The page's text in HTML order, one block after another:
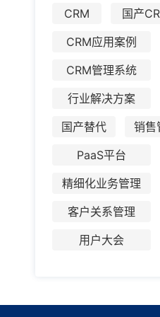
CRM 国产
CRM应用案例
CRM管理系统
行业解决方案
国产替代
销售
PaaS平台
精细化业务管理
客户关系管理
用户大会